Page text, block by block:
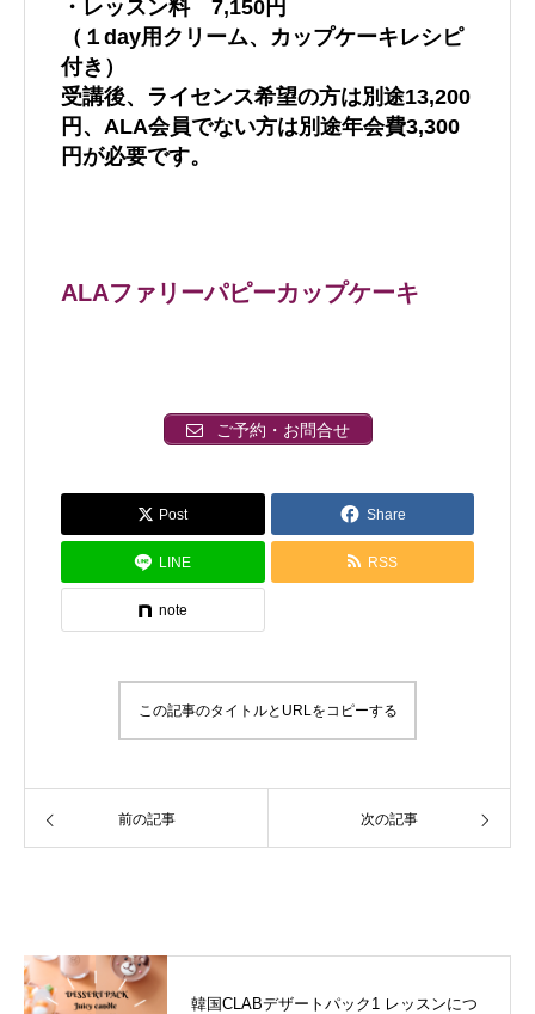
・レッスン料 7,150円
（１day用クリーム、カップケーキレシピ
付き）
受講後、ライセンス希望の方は別途13,200
円、ALA会員でない方は別途年会費3,300
円が必要です。
ALAファリーパピーカップケーキ
ご予約・お問合せ
Post Share
LINE RSS
note
この記事のタイトルとURLをコピーする
前の記事 次の記事
韓国CLABデザートパック1 レッスンにつ